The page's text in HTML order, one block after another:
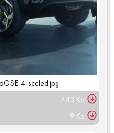
4-scaled.jpg
443 Ko
9 Ko